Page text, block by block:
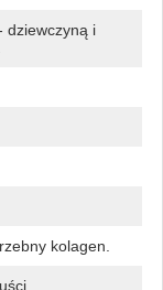
dziewczyną i
kolagen.